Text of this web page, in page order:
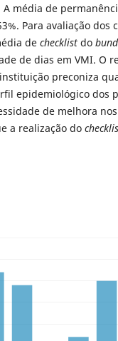
A média de
Para avaliação dos
de checklist do
de dias em VMI. O
preconiza
epidemiológico dos
de melhora
a realização do